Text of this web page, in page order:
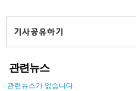
관련뉴스
- 관련뉴스가 없습니다.